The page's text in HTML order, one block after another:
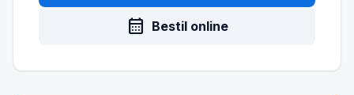
calendar_month Bestil online